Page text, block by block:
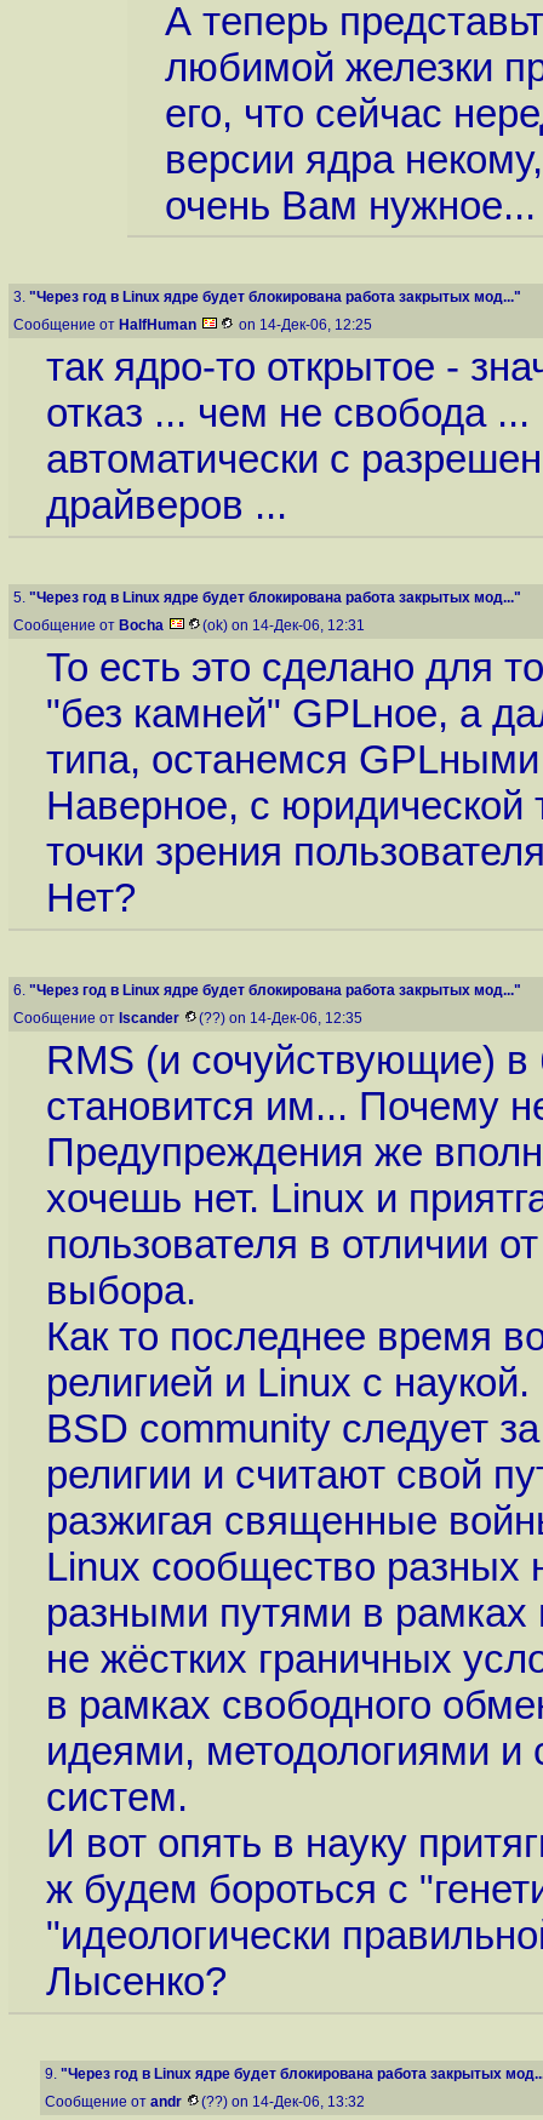
А теперь
любимой железки
его, что сейчас
версии ядра
очень Вам
3. "Через год в Linux ядре будет блокирована работа закрытых мод..."
Сообщение от HalfHuman on 14-Дек-06, 12:25
так ядро-то открытое -
отказ ... чем не свобода
автоматически с
драйверов ...
5. "Через год в Linux ядре будет блокирована работа закрытых мод..."
Сообщение от Bocha (ok) on 14-Дек-06, 12:31
То есть это сделано для
"без камней" GPLное, а
типа, останемся
Наверное, с юридической
точки зрения
Нет?
6. "Через год в Linux ядре будет блокирована работа закрытых мод..."
Сообщение от Iscander (??) on 14-Дек-06, 12:35
RMS (и сочуйствующие)
становится им... Почему
Предупреждения же
хочешь нет. Linux и
пользователя в отличии
выбора.
Как то последнее время
религией и Linux с наукой.
BSD community следует
религии и считают свой
разжигая священные
Linux сообщество
разными путями в
не жёстких граничных
в рамках свободного
идеями, методологиями и
систем.
И вот опять в науку
ж будем бороться с
"идеологически
Лысенко?
9. "Через год в Linux ядре будет блокирована работа закрытых
Сообщение от andr (??) on 14-Дек-06, 13:32